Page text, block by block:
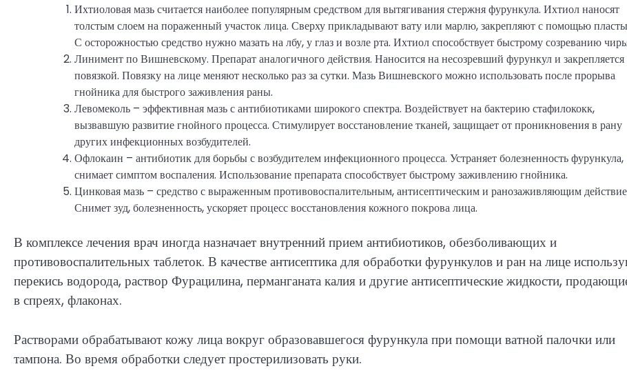
Ихтиоловая мазь считается наиболее популярным средством для вытягивания стержня фурункула. Ихтиол наносят
толстым слоем на пораженный участок лица. Сверху прикладывают вату или марлю, закрепляют с помощью
С осторожностью средство нужно мазать на лбу, у глаз и возле рта. Ихтиол способствует быстрому созреванию
Линимент по Вишневскому. Препарат аналогичного действия. Наносится на несозревший фурункул и закрепляется
повязкой. Повязку на лице меняют несколько раз за сутки. Мазь Вишневского можно использовать после прорыва
гнойника для быстрого заживления раны.
Левомеколь – эффективная мазь с антибиотиками широкого спектра. Воздействует на бактерию стафилококк,
вызвавшую развитие гнойного процесса. Стимулирует восстановление тканей, защищает от проникновения в рану
других инфекционных возбудителей.
Офлокаин – антибиотик для борьбы с возбудителем инфекционного процесса. Устраняет болезненность фурункула,
снимает симптом воспаления. Использование препарата способствует быстрому заживлению гнойника.
Цинковая мазь – средство с выраженным противовоспалительным, антисептическим и ранозаживляющим
Снимет зуд, болезненность, ускоряет процесс восстановления кожного покрова лица.
В комплексе лечения врач иногда назначает внутренний прием антибиотиков, обезболивающих и
противовоспалительных таблеток. В качестве антисептика для обработки фурункулов и ран на лице
перекись водорода, раствор Фурацилина, перманганата калия и другие антисептические жидкости,
в спреях, флаконах.
Растворами обрабатывают кожу лица вокруг образовавшегося фурункула при помощи ватной палочки или
тампона. Во время обработки следует простерилизовать руки.